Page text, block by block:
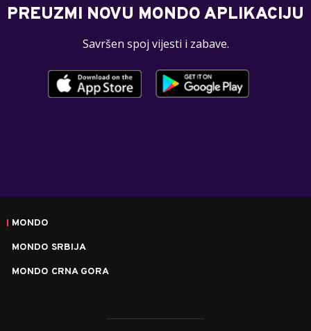
PREUZMI NOVU MONDO APLIKACIJU
Savršen spoj vijesti i zabave.
MONDO
MONDO SRBIJA
MONDO CRNA GORA